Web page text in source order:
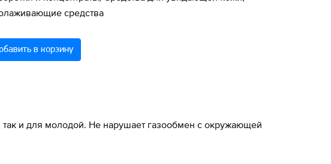
средства
в корзину
и для молодой. Не нарушает газообмен с окружающей